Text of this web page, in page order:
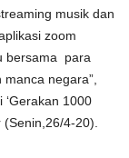
musik dan
zoom
bersama para
negara”,
‘Gerakan 1000
4-20).